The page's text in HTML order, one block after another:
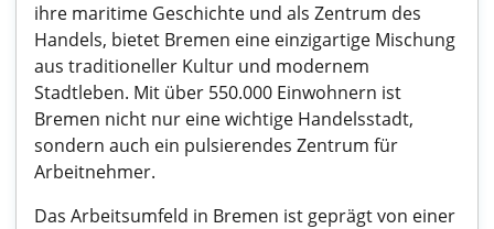
ihre maritime Geschichte und als Zentrum des
Handels, bietet Bremen eine einzigartige Mischung
aus traditioneller Kultur und modernem
Stadtleben. Mit über 550.000 Einwohnern ist
Bremen nicht nur eine wichtige Handelsstadt,
sondern auch ein pulsierendes Zentrum für
Arbeitnehmer.
Das Arbeitsumfeld in Bremen ist geprägt von einer